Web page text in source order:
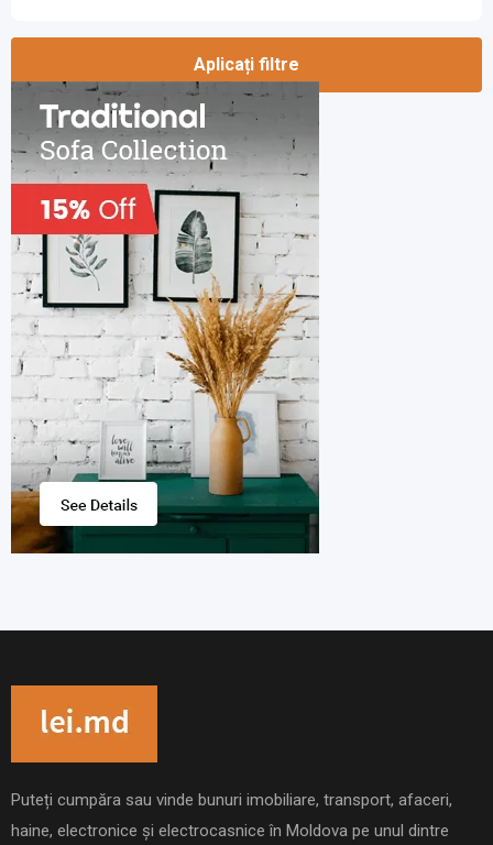
Aplicați filtre
Puteți cumpăra sau vinde bunuri imobiliare, transport, afaceri,
haine, electronice și electrocasnice în Moldova pe unul dintre